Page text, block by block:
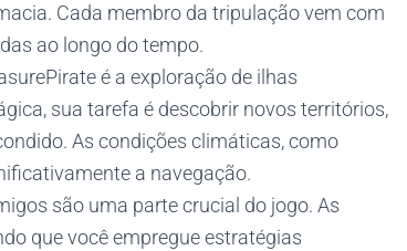
Cada membro da tripulação vem com
ao longo do tempo.
é a exploração de ilhas
sua tarefa é descobrir novos territórios,
As condições climáticas, como
a navegação.
são uma parte crucial do jogo. As
que você empregue estratégias